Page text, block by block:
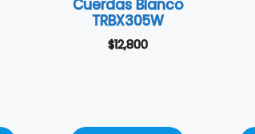
Cuerdas Blanco
TRBX305W
$12,800